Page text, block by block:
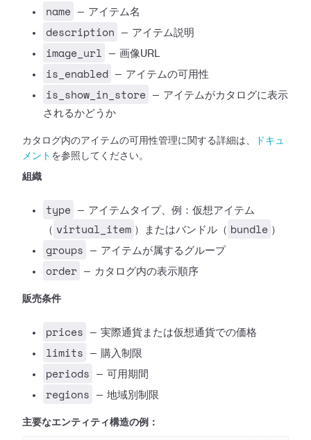
name — アイテム名
description — アイテム説明
image_url — 画像URL
is_enabled — アイテムの可用性
is_show_in_store
— アイテムがカタログに表示
されるかどうか
カタログ内のアイテムの可用性管理に関する詳細は、
ドキュ
メント を参照してください。
組織
type
— アイテムタイプ、例：仮想アイテム
（ virtual_item ）またはバンドル（ bundle ）
groups — アイテムが属するグループ
order — カタログ内の表示順序
販売条件
prices — 実際通貨または仮想通貨での価格
limits — 購入制限
periods — 可用期間
regions — 地域別制限
主要なエンティティ構造の例：